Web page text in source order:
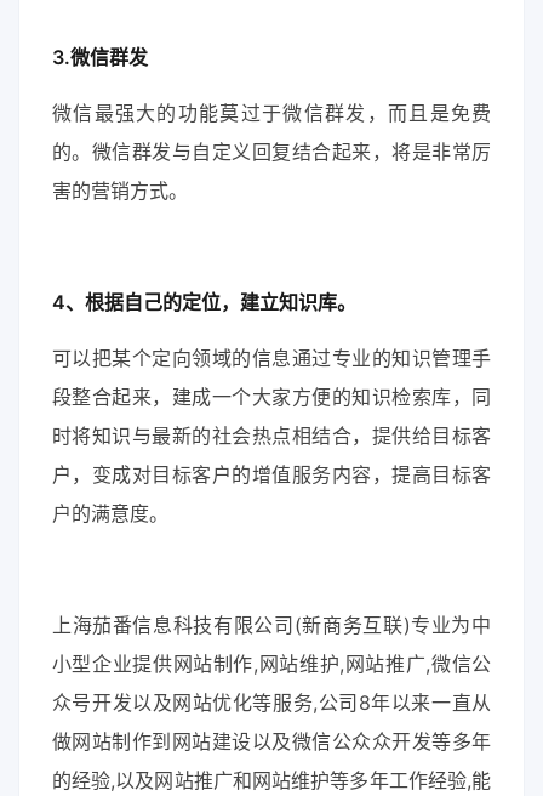
3.微信群发
微信最强大的功能莫过于微信群发，而且是免费
的。微信群发与自定义回复结合起来，将是非常厉
害的营销方式。
4、根据自己的定位，建立知识库。
可以把某个定向领域的信息通过专业的知识管理手
段整合起来，建成一个大家方便的知识检索库，同
时将知识与最新的社会热点相结合，提供给目标客
户，变成对目标客户的增值服务内容，提高目标客
户的满意度。
上海茄番信息科技有限公司(新商务互联)专业为中
小型企业提供网站制作,网站维护,网站推广,微信公
众号开发以及网站优化等服务,公司8年以来一直从
做网站制作到网站建设以及微信公众众开发等多年
的经验,以及网站推广和网站维护等多年工作经验,能